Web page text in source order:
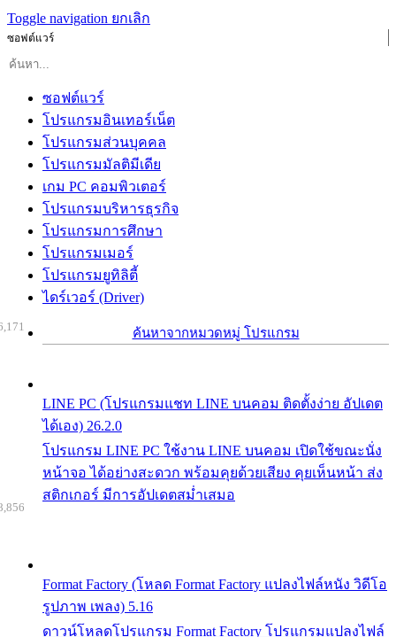
Toggle navigation ยกเลิก
ซอฟต์แวร์
ซอฟต์แวร์
โปรแกรมอินเทอร์เน็ต
โปรแกรมส่วนบุคคล
โปรแกรมมัลติมีเดีย
เกม PC คอมพิวเตอร์
โปรแกรมบริหารธุรกิจ
โปรแกรมการศึกษา
โปรแกรมเมอร์
โปรแกรมยูทิลิตี้
ไดร์เวอร์ (Driver)
ค้นหาจากหมวดหมู่ โปรแกรม
LINE PC (โปรแกรมแชท LINE บนคอม ติดตั้งง่าย อัปเดต
ได้เอง) 26.2.0
โปรแกรม LINE PC ใช้งาน LINE บนคอม เปิดใช้ขณะนั่ง
หน้าจอ ได้อย่างสะดวก พร้อมคุยด้วยเสียง คุยเห็นหน้า ส่ง
สติกเกอร์ มีการอัปเดตสม่ำเสมอ
Format Factory (โหลด Format Factory แปลงไฟล์หนัง วิดีโอ
รูปภาพ เพลง) 5.16
ดาวน์โหลดโปรแกรม Format Factory โปรแกรมแปลงไฟล์